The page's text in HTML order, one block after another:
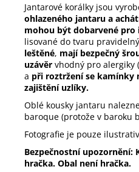
Jantarové korálky jsou
ohlazeného jantaru a
mohou být dobarvené pro
lisované do tvaru
leštěné, mají bezpečný
uzávěr vhodný pro alergiky
a při roztržení se kamínky
zajištění uzlíky.
Oblé kousky jantaru
baroque (protože v baroku
Fotografie je pouze
Bezpečnostní upozornění:
hračka. Obal není hračka.